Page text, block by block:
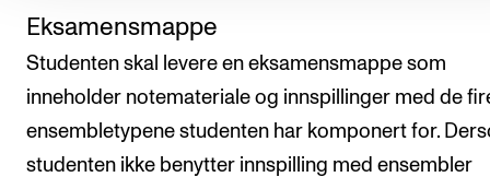
Eksamensmappe
Studenten skal levere en eksamensmappe som
inneholder notemateriale og innspillinger med de
ensembletypene studenten har komponert for.
studenten ikke benytter innspilling med ensembler